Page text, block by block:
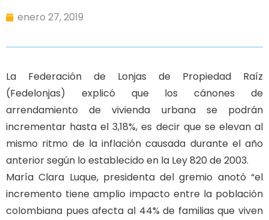
enero 27, 2019
La Federación de Lonjas de Propiedad Raíz
(Fedelonjas) explicó que los cánones de
arrendamiento de vivienda urbana se podrán
incrementar hasta el 3,18%, es decir que se elevan al
mismo ritmo de la inflación causada durante el año
anterior según lo establecido en la Ley 820 de 2003.
María Clara Luque, presidenta del gremio anotó “el
incremento tiene amplio impacto entre la población
colombiana pues afecta al 44% de familias que viven